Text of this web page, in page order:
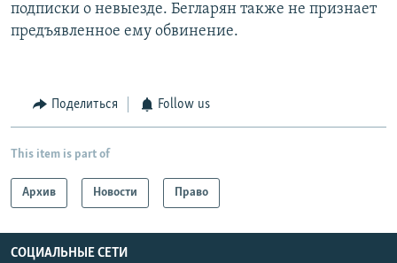
подписки о невыезде. Бегларян также не признает
предъявленное ему обвинение.
Поделиться Follow us
This item is part of
Архив Новости Право
СОЦИАЛЬНЫЕ СЕТИ